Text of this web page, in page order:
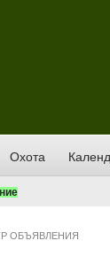
Охота
ОБЪЯВЛЕНИЯ